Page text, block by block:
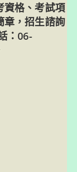
資格、考試項
章，招生諮詢
：06-